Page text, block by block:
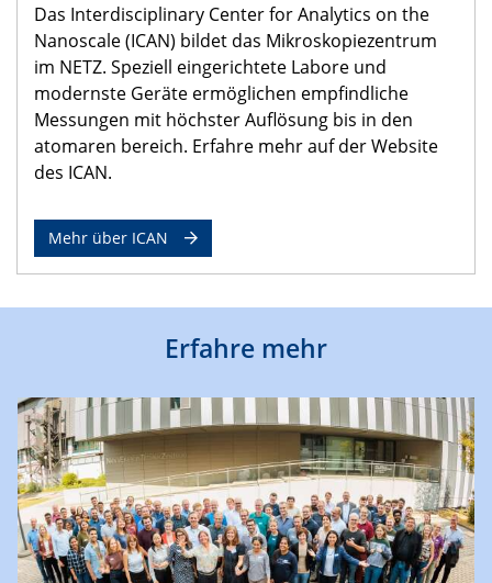
Das Interdisciplinary Center for Analytics on the
Nanoscale (ICAN) bildet das Mikroskopiezentrum
im NETZ. Speziell eingerichtete Labore und
modernste Geräte ermöglichen empfindliche
Messungen mit höchster Auflösung bis in den
atomaren bereich. Erfahre mehr auf der Website
des ICAN.
Mehr über ICAN
Erfahre mehr